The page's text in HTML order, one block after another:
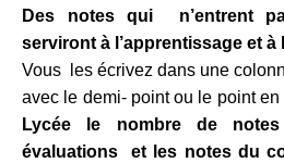
Des notes qui n’entrent
serviront à l’apprentissage et à
Vous les écrivez dans une
avec le demi- point ou le point
Lycée le nombre de
évaluations et les notes du